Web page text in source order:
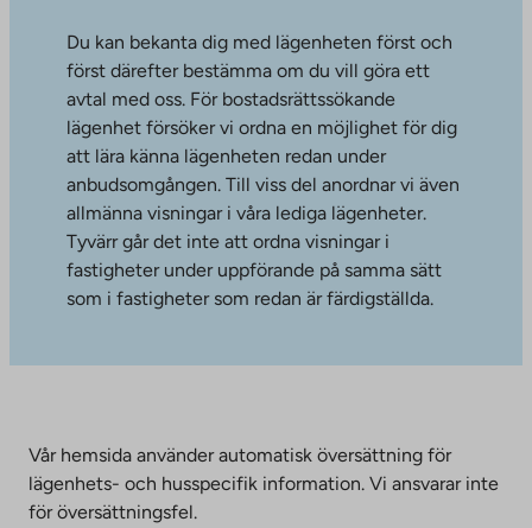
Du kan bekanta dig med lägenheten först och
först därefter bestämma om du vill göra ett
avtal med oss. För bostadsrättssökande
lägenhet försöker vi ordna en möjlighet för dig
att lära känna lägenheten redan under
anbudsomgången. Till viss del anordnar vi även
allmänna visningar i våra lediga lägenheter.
Tyvärr går det inte att ordna visningar i
fastigheter under uppförande på samma sätt
som i fastigheter som redan är färdigställda.
Vår hemsida använder automatisk översättning för
lägenhets- och husspecifik information. Vi ansvarar inte
för översättningsfel.